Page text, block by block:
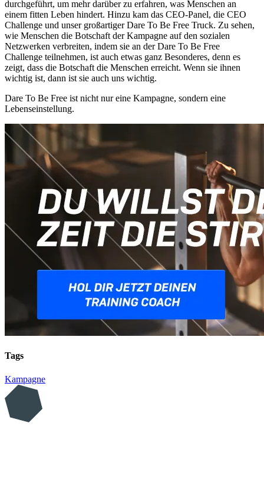
durchgeführt, um mehr darüber zu erfahren, was Menschen an
einem fitten Leben hindert. Hinzu kam das CEO-Panel, die CEO
Challenge und unser großartiger Dare To Be Free Truck. Zu sehen,
wie Menschen die Botschaft der Kampagne auf den sozialen
Netzwerken verbreiten, indem sie an der Dare To Be Free
Challenge teilnehmen, ist auch etwas ganz Besonderes, denn es
zeigt, dass die Botschaft die Menschen erreicht. Wenn sie ihnen
wichtig ist, dann ist sie auch uns wichtig.
Dare To Be Free ist nicht nur eine Kampagne, sondern eine
Lebenseinstellung.
Tags
Kampagne